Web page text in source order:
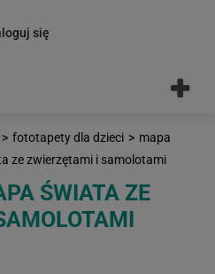
się
> fototapety dla dzieci > mapa
ze zwierzętami i samolotami
ŚWIATA ZE